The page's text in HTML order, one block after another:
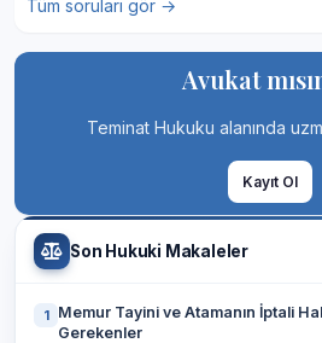
Tüm soruları gör →
Avukat
Teminat Hukuku alanında
Kayıt Ol
Son Hukuki Makaleler
1
Memur Tayini ve Atamanın İptali
Gerekenler